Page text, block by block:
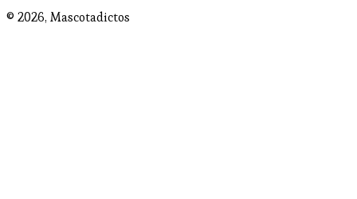
© 2026, Mascotadictos